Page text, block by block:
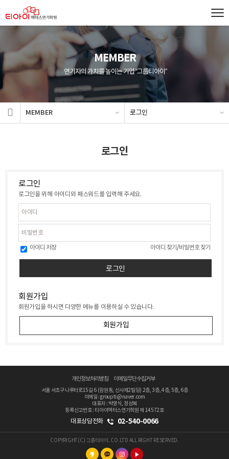
MEMBER
연기자의 가치를 높이는 기업 “그룹티아이”
MEMBER 로그인
로그인
로그인
로그인을 위해 아이디와 패스워드를 입력해 주세요.
아이디 저장 아이디 찾기/비밀번호 찾기
회원가입
회원가입을 하시면 다양한 메뉴를 이용하실 수 있습니다.
회원가입
개인정보처리방침 이메일무단수집거부
서울 서초구 나루터로15길 6 (잠원동, 신사제2빌딩) 2층, 3층, 4층, 5층, 6층
이메일 : groupti@naver.com
대표자 : 박영식, 정상복
등록신고번호 : 티아이액터스연기학원 제 14572호
대표상담전화 02-540-0066
COPYRIGHT(C) 그룹티아이. CO.LTD ALL RIGHT RESERVED.